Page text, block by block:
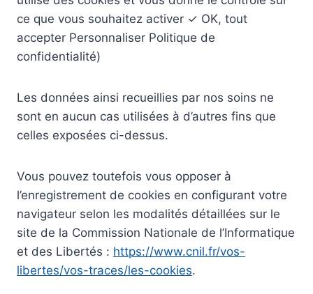
ce que vous souhaitez activer ✓ OK, tout
accepter Personnaliser Politique de
confidentialité)
Les données ainsi recueillies par nos soins ne
sont en aucun cas utilisées à d’autres fins que
celles exposées ci-dessus.
Vous pouvez toutefois vous opposer à
l’enregistrement de cookies en configurant votre
navigateur selon les modalités détaillées sur le
site de la Commission Nationale de l’Informatique
et des Libertés : https://www.cnil.fr/vos-
libertes/vos-traces/les-cookies.